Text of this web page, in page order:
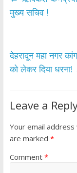
o
मुख्य सचिव !
देहरादून महा नगर
को लेकर दिया धरना!
Leave a
Your email
are marked *
Comment *